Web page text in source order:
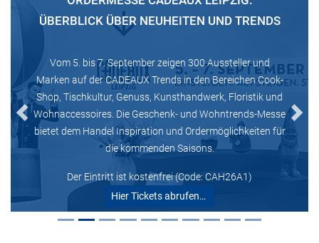
ÜBERBLICK ÜBER NEUHEITEN UND TRENDS
Vom 5. bis 7. September zeigen 300 Aussteller und
Marken auf der CADEAUX Trends in den Bereichen Cook-
Shop, Tischkultur, Genuss, Kunsthandwerk, Floristik und
Wohnaccessoires. Die Geschenk- und Wohntrends-Messe
bietet dem Handel Inspiration und Ordermöglichkeiten für
die kommenden Saisons.
Der Eintritt ist kostenfrei (Code: CAH26A1)
Hier Tickets abrufen…
Previous Next